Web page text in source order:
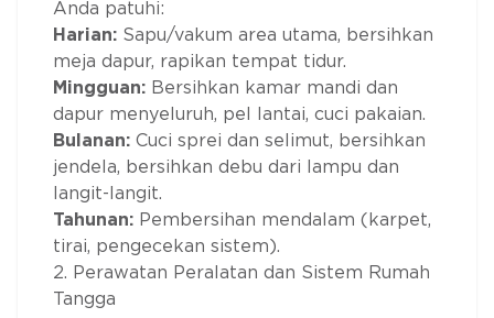
Anda patuhi:
Harian: Sapu/vakum area utama, bersihkan
meja dapur, rapikan tempat tidur.
Mingguan: Bersihkan kamar mandi dan
dapur menyeluruh, pel lantai, cuci pakaian.
Bulanan: Cuci sprei dan selimut, bersihkan
jendela, bersihkan debu dari lampu dan
langit-langit.
Tahunan: Pembersihan mendalam (karpet,
tirai, pengecekan sistem).
2. Perawatan Peralatan dan Sistem Rumah
Tangga